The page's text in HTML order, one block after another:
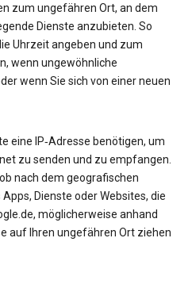
zum ungefähren Ort, an dem
Dienste anzubieten. So
Uhrzeit angeben und zum
wenn ungewöhnliche
wenn Sie sich von einer neuen
eine IP‑Adresse benötigen, um
zu senden und zu empfangen.
nach dem geografischen
Dienste oder Websites, die
möglicherweise anhand
auf Ihren ungefähren Ort ziehen